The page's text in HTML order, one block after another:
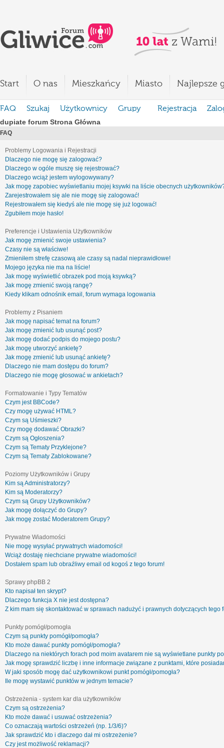
Start O nas Mieszkańcy Miasto Najlepsze
FAQ Szukaj Użytkownicy Grupy Rejestracja
dupiate forum Strona Główna
FAQ
Problemy Logowania i Rejestracji
Dlaczego nie mogę się zalogować?
Dlaczego w ogóle muszę się rejestrować?
Dlaczego wciąż jestem wylogowywany?
Jak mogę zapobiec wyświetlaniu mojej ksywki na liście obecnych
Zarejestrowałem się ale nie mogę się zalogować!
Rejestrowałem się kiedyś ale nie mogę się już logować!
Zgubiłem moje hasło!
Preferencje i Ustawienia Użytkowników
Jak mogę zmienić swoje ustawienia?
Czasy nie są właściwe!
Zmieniłem strefę czasową ale czasy są nadal nieprawidłowe!
Mojego języka nie ma na liście!
Jak mogę wyświetlić obrazek pod moją ksywką?
Jak mogę zmienić swoją rangę?
Kiedy klikam odnośnik email, forum wymaga logowania
Problemy z Pisaniem
Jak mogę napisać temat na forum?
Jak mogę zmienić lub usunąć post?
Jak mogę dodać podpis do mojego postu?
Jak mogę utworzyć ankietę?
Jak mogę zmienić lub usunąć ankietę?
Dlaczego nie mam dostępu do forum?
Dlaczego nie mogę głosować w ankietach?
Formatowanie i Typy Tematów
Czym jest BBCode?
Czy mogę używać HTML?
Czym są Uśmieszki?
Czy mogę dodawać Obrazki?
Czym są Ogłoszenia?
Czym są Tematy Przyklejone?
Czym są Tematy Zablokowane?
Poziomy Użytkowników i Grupy
Kim są Administratorzy?
Kim są Moderatorzy?
Czym są Grupy Użytkowników?
Jak mogę dołączyć do Grupy?
Jak mogę zostać Moderatorem Grupy?
Prywatne Wiadomości
Nie mogę wysyłać prywatnych wiadomości!
Wciąż dostaję niechciane prywatne wiadomości!
Dostałem spam lub obraźliwy email od kogoś z tego forum!
Sprawy phpBB 2
Kto napisał ten skrypt?
Dlaczego funkcja X nie jest dostępna?
Z kim mam się skontaktować w sprawach nadużyć i prawnych dotyczących tego
Punkty pomógł/pomogła
Czym są punkty pomógł/pomogła?
Kto może dawać punkty pomógł/pomogła?
Dlaczego na niektórych forach pod moim avatarem nie są wyświetlane punkty
Jak mogę sprawdzić liczbę i inne informacje związane z punktami, które
W jaki sposób mogę dać użytkownikowi punkt pomógł/pomogła?
Ile mogę wystawić punktów w jednym temacie?
Ostrzeżenia - system kar dla użytkowników
Czym są ostrzeżenia?
Kto może dawać i usuwać ostrzeżenia?
Co oznaczają wartości ostrzeżeń (np. 1/3/6)?
Jak sprawdzić kto i dlaczego dał mi ostrzeżenie?
Czy jest możliwość reklamacji?